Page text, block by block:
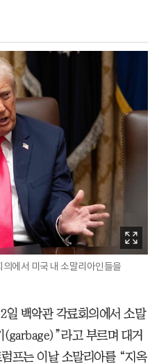
에서 미국 내 소말리아인들을
일 백악관 각료회의에서 소말
(garbage)”라고 부르며 대거
프는 이날 소말리아를 “지옥